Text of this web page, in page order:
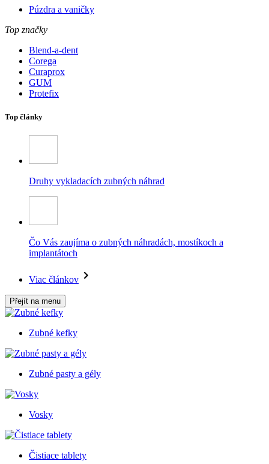
Púzdra a vaničky
Top značky
Blend-a-dent
Corega
Curaprox
GUM
Protefix
Top články
Druhy vykladacích zubných náhrad
Čo Vás zaujíma o zubných náhradách, mostíkoch a
implantátoch
Viac článkov
Přejít na menu
Zubné kefky
Zubné pasty a gély
Vosky
Čistiace tablety